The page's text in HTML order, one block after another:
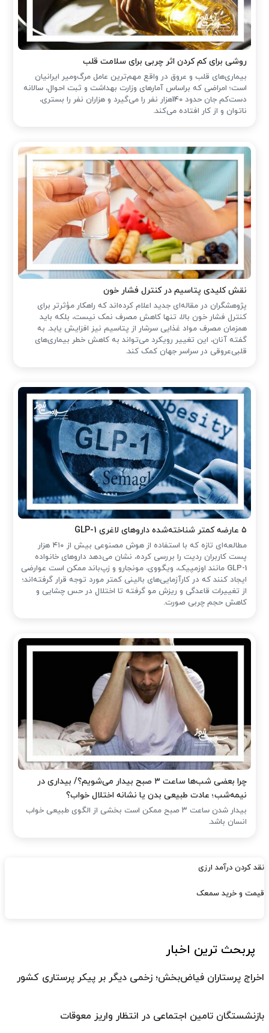
روشی برای کم کردن اثر چربی برای سلامت قلب
بیماری‌های قلب و عروق در واقع مهم‌ترین عامل مرگ‌ومیر ایرانیان
است؛ امراضی که براساس آمارهای وزارت بهداشت و ثبت احوال، سالانه
دست‌کم جان حدود 140هزار نفر را می‌گیرد و هزاران نفر را بستری،
ناتوان و از کار افتاده می‌کند.
نقش کلیدی پتاسیم در کنترل فشار خون
پژوهشگران در مقاله‌ای جدید اعلام کرده‌اند که راهکار مؤثرتر برای
کنترل فشار خون بالا، تنها کاهش مصرف نمک نیست، بلکه باید
همزمان مصرف مواد غذایی سرشار از پتاسیم نیز افزایش یابد. به
گفته آنان، این تغییر رویکرد می‌تواند به کاهش خطر بیماری‌های
قلبی‌عروقی در سراسر جهان کمک کند.
۵ عارضه کمتر شناخته‌شده داروهای لاغری GLP-1
مطالعه‌ای تازه که با استفاده از هوش مصنوعی بیش از ۴۱۰ هزار
پست کاربران ردیت را بررسی کرده، نشان می‌دهد داروهای خانواده
GLP-1 مانند اوزمپیک، ویگووی، مونجارو و زپ‌باند ممکن است عوارضی
ایجاد کنند که در کارآزمایی‌های بالینی کمتر مورد توجه قرار گرفته‌اند؛
از تغییرات قاعدگی و ریزش مو گرفته تا اختلال در حس چشایی و
کاهش حجم چربی صورت.
چرا بعضی شب‌ها ساعت ۳ صبح بیدار می‌شویم؟/ بیداری در
نیمه‌شب؛ عادت طبیعی بدن یا نشانه اختلال خواب؟
بیدار شدن ساعت ۳ صبح ممکن است بخشی از الگوی طبیعی خواب
انسان باشد.
نقد کردن درآمد ارزی
قیمت و خرید سمعک
پربحث ترین اخبار
اخراج پرستاران فیاض‌بخش؛ زخمی دیگر بر پیکر پرستاری کشور
بازنشستگان تامین اجتماعی در انتظار واریز معوقات